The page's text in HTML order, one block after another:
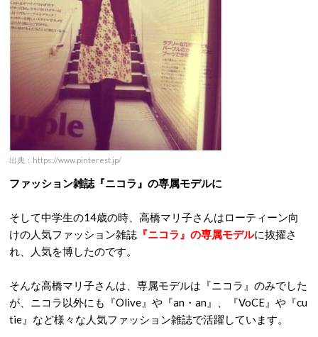
出典：https://www.pinterest.jp/
ファッション雑誌『ニコラ』の専属モデルに
そして中学生の14歳の時、高橋マリ子さんはローティーン向
けの人気ファッション雑誌 『ニコラ』の専属モデルに抜擢さ
れ、人気を博したのです。
そんな高橋マリ子さんは、専属モデルは『ニコラ』のみでした
が、ニコラ以外にも『Olive』や『an・an』、『VoCE』や『cu
tie』など様々な人気ファッション雑誌で活躍しています。